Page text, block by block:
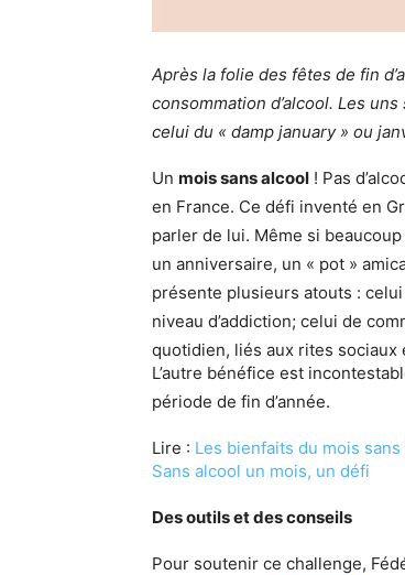
Après la folie des fêtes de fin
consommation d’alcool. Les
celui du « damp january » ou
Un mois sans alcool ! Pas
en France. Ce défi inventé en
parler de lui. Même si
un anniversaire, un « pot »
présente plusieurs atouts :
niveau d’addiction; celui de
quotidien, liés aux rites sociaux
L’autre bénéfice est
période de fin d’année.
Lire : Les bienfaits du mois sans
Sans alcool un mois, un défi
Des outils et des conseils
Pour soutenir ce challenge,